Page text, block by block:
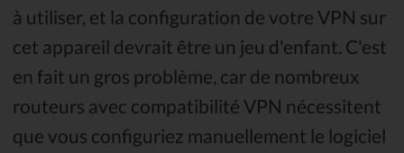
à utiliser, et la configuration de votre VPN sur
cet appareil devrait être un jeu d'enfant. C'est
en fait un gros problème, car de nombreux
routeurs avec compatibilité VPN nécessitent
que vous configuriez manuellement le logiciel